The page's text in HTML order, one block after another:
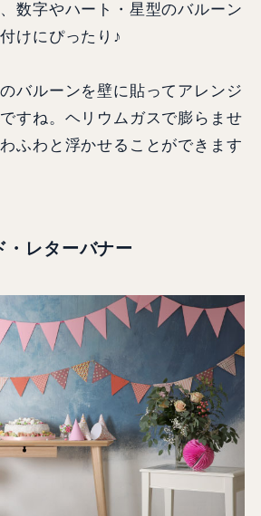
数字やハート・星型のバルーン
けにぴったり♪
バルーンを壁に貼ってアレンジ
すね。ヘリウムガスで膨らませ
ふわと浮かせることができます
・レターバナー